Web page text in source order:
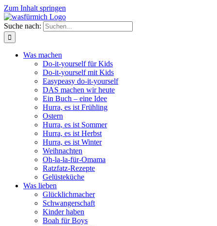
Zum Inhalt springen
Suche nach:
Was machen
Do-it-yourself für Kids
Do-it-yourself mit Kids
Easypeasy do-it-yourself
DAS machen wir heute
Ein Buch – eine Idee
Hurra, es ist Frühling
Ostern
Hurra, es ist Sommer
Hurra, es ist Herbst
Hurra, es ist Winter
Weihnachten
Oh-la-la-für-Omama
Ratzfatz-Rezepte
Gelüsteküche
Was lieben
Glücklichmacher
Schwangerschaft
Kinder haben
Boah für Boys